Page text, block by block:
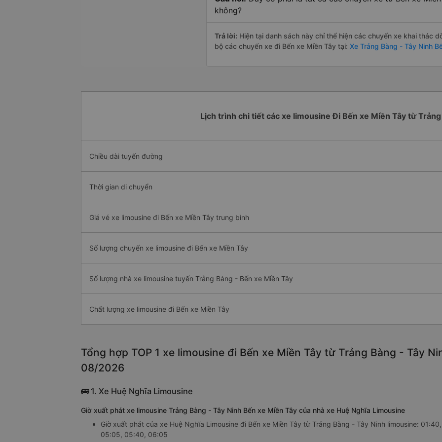
không?
Trả lời: Hiện tại danh sách này chỉ thể hiện các chuyến xe khai thác
bộ các chuyến xe đi Bến xe Miền Tây tại: Xe Trảng Bàng - Tây Ninh
Lịch trình chi tiết các xe limousine Đi Bến xe Miền Tây từ
Chiều dài tuyến đường
Thời gian di chuyển
Giá vé xe limousine đi Bến xe Miền Tây trung bình
Số lượng chuyến xe limousine đi Bến xe Miền Tây
Số lượng nhà xe limousine tuyến Trảng Bàng - Bến xe Miền Tây
Chất lượng xe limousine đi Bến xe Miền Tây
Tổng hợp TOP 1 xe limousine đi Bến xe Miền Tây từ Trảng Bàng - Tây
08/2026
🚌 1. Xe Huệ Nghĩa Limousine
Giờ xuất phát xe limousine Trảng Bàng - Tây Ninh Bến xe Miền Tây của nhà xe Huệ Nghĩa Limousine
Giờ xuất phát của xe Huệ Nghĩa Limousine đi Bến xe Miền Tây từ Trảng Bàng - Tây Ninh limousine:
05:05, 05:40, 06:05